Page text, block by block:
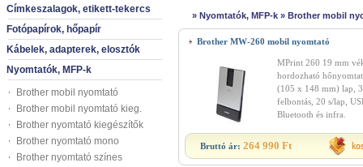
Címkeszalagok, etikett-tekercs
Fotópapírok, hőpapír
Kábelek, adapterek, elosztók
Nyomtatók, MFP-k
Brother mobil nyomtató
Brother mobil nyomtató kieg.
Brother nyomtató kiegészítők
Brother nyomtató mono
Brother nyomtató színes
» Nyomtatók, MFP-k » Brother mobil
Brother MW-260 mobil nyomtató
MPrint 260 19 mm
hordozható
(105 x 148 mm) lap,
felbontás, 20 s/lap,
Bluetooth és infra.
Bruttó ár: 264 990 Ft